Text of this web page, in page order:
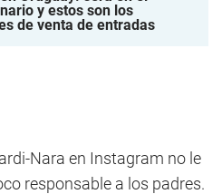
y estos son los
de venta de entradas
Nara en Instagram no le
responsable a los padres.